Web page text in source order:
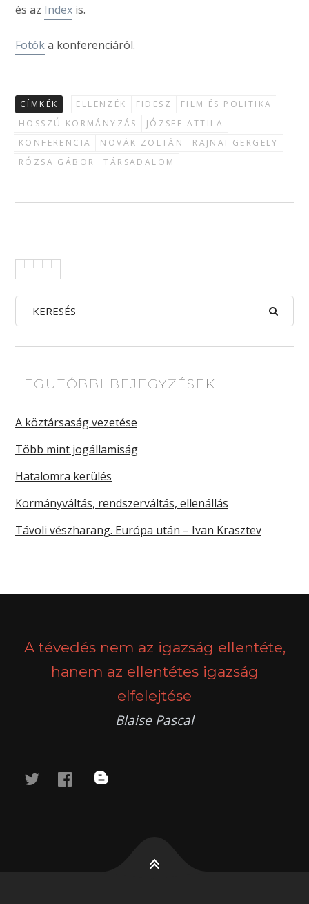
és az Index is.
Fotóka konferenciáról.
CÍMKÉK ELLENZÉK FIDESZ
FILM ÉS POLITIKA
HOSSZÚ KORMÁNYZÁS
JÓZSEF ATTILA
KONFERENCIA
NOVÁK ZOLTÁN
RAJNAI GERGELY
RÓZSA GÁBOR
TÁRSADALOM
LEGUTÓBBI BEJEGYZÉSEK
A köztársaság vezetése
Több mint jogállamiság
Hatalomra kerülés
Kormányváltás, rendszerváltás, ellenállás
Távoli vészharang. Európa után – Ivan Krasztev
A tévedés nem az igazság ellentéte,
hanem az ellentétes igazság
elfelejtése
Blaise Pascal
twitterfacebook
blog